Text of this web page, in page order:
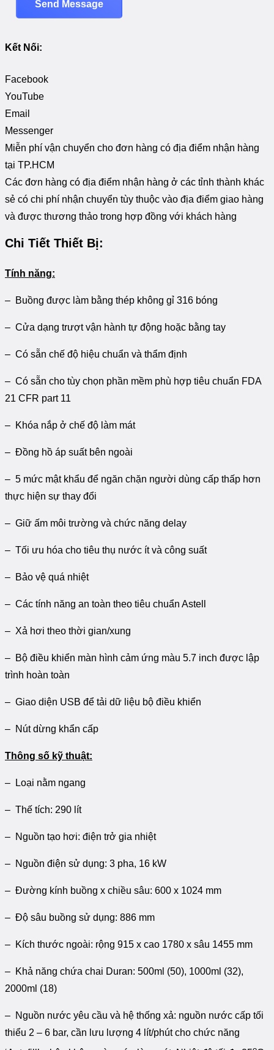
Send Message
Kết Nối:
Facebook
YouTube
Email
Messenger
Miễn phí vận chuyển cho đơn hàng có địa điểm nhận hàng
tại TP.HCM
Các đơn hàng có địa điểm nhận hàng ở các tỉnh thành khác
sẻ có chi phí nhận chuyển tùy thuộc vào địa điểm giao hàng
và được thương thảo trong hợp đồng với khách hàng
Chi Tiết Thiết Bị:
Tính năng:
– Buồng được làm bằng thép không gỉ 316 bóng
– Cửa dạng trượt vận hành tự động hoặc bằng tay
– Có sẵn chế độ hiệu chuẩn và thẩm định
– Có sẵn cho tùy chọn phần mềm phù hợp tiêu chuẩn FDA
21 CFR part 11
– Khóa nắp ở chế độ làm mát
– Đồng hồ áp suất bên ngoài
– 5 mức mật khẩu để ngăn chặn người dùng cấp thấp hơn
thực hiện sự thay đổi
– Giữ ấm môi trường và chức năng delay
– Tối ưu hóa cho tiêu thụ nước ít và công suất
– Bảo vệ quá nhiệt
– Các tính năng an toàn theo tiêu chuẩn Astell
– Xả hơi theo thời gian/xung
– Bộ điều khiển màn hình cảm ứng màu 5.7 inch được lập
trình hoàn toàn
– Giao diện USB để tải dữ liệu bộ điều khiển
– Nút dừng khẩn cấp
Thông số kỹ thuật:
– Loại nằm ngang
– Thế tích: 290 lít
– Nguồn tạo hơi: điện trở gia nhiệt
– Nguồn điện sử dụng: 3 pha, 16 kW
– Đường kính buồng x chiều sâu: 600 x 1024 mm
– Độ sâu buồng sử dụng: 886 mm
– Kích thước ngoài: rộng 915 x cao 1780 x sâu 1455 mm
– Khả năng chứa chai Duran: 500ml (50), 1000ml (32),
2000ml (18)
– Nguồn nước yêu cầu và hệ thống xả: nguồn nước cấp tối
thiểu 2 – 6 bar, cần lưu lượng 4 lít/phút cho chức năng